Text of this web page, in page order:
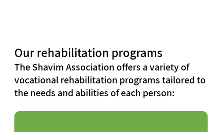
Our rehabilitation programs
The Shavim Association offers a variety of
vocational rehabilitation programs tailored to
the needs and abilities of each person: